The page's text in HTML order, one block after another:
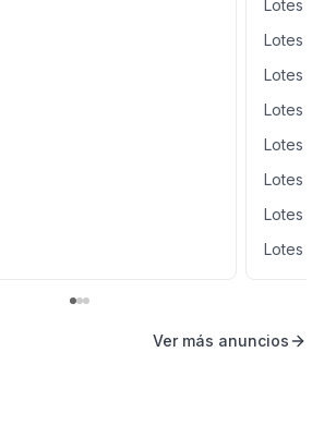
Lotes y
Lotes y
Lotes y
Lotes y
Lotes y
Lotes y
Lotes y
Lotes y
Ver más anuncios